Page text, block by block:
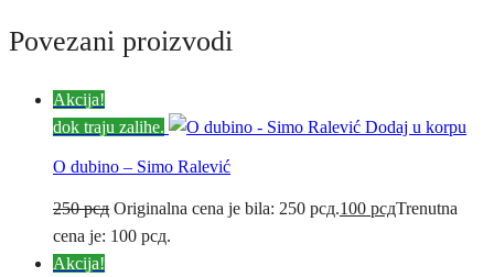
Povezani proizvodi
Akcija!
dok traju zalihe.
Dodaj u korpu
O dubino – Simo Ralević
250рсд Originalna cena je bila: 250 рсд.100 рсдTrenutna
cena je: 100 рсд.
Akcija!